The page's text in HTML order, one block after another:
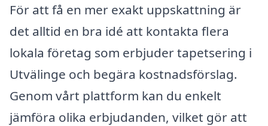
För att få en mer exakt uppskattning är
det alltid en bra idé att kontakta flera
lokala företag som erbjuder tapetsering i
Utvälinge och begära kostnadsförslag.
Genom vårt plattform kan du enkelt
jämföra olika erbjudanden, vilket gör att